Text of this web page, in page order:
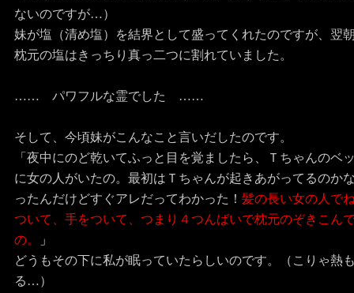
ないのですが…）
妹が塩（清め塩）を結界として盛ってくれたのですが、翌
枕元の塩はきっちり真っ二つに割れていました。
…… パワフルな霊でした ……
そして、今頃妹がこんなこと言いだしたのです。
「夜中にのど乾いてふっと目を覚ましたら、Ｔちゃんのベ
に女の人がいたの。最初はＴちゃんが起きあがってるのか
ったんだけどすぐアレだってわかった！ 髪の長い女の人で
ついて、手をついて、つまり４つんばいで枕元のぞきこん
の。
」
どうもその下に私が眠っていたらしいのです。（こりゃ熱
る…）